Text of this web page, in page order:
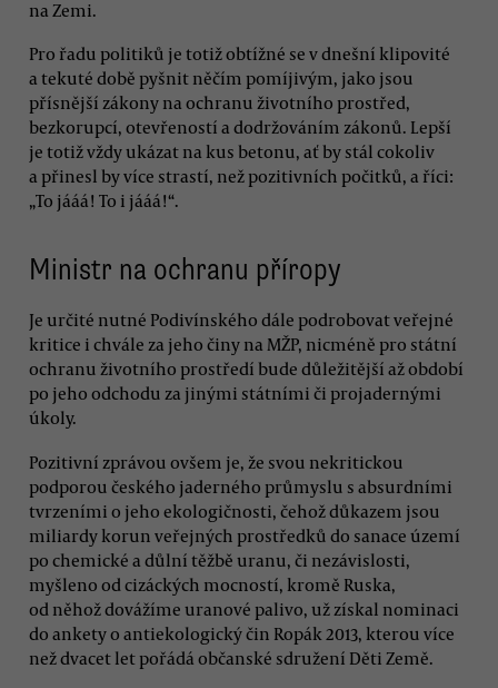
na Zemi.
Pro řadu politiků je totiž obtížné se v dnešní klipovité
a tekuté době pyšnit něčím pomíjivým, jako jsou
přísnější zákony na ochranu životního prostřed,
bezkorupcí, otevřeností a dodržováním zákonů. Lepší
je totiž vždy ukázat na kus betonu, ať by stál cokoliv
a přinesl by více strastí, než pozitivních počitků, a říci:
„To jááá! To i jááá!“.
Ministr na ochranu příropy
Je určité nutné Podivínského dále podrobovat veřejné
kritice i chvále za jeho činy na MŽP, nicméně pro státní
ochranu životního prostředí bude důležitější až období
po jeho odchodu za jinými státními či projadernými
úkoly.
Pozitivní zprávou ovšem je, že svou nekritickou
podporou českého jaderného průmyslu s absurdními
tvrzeními o jeho ekologičnosti, čehož důkazem jsou
miliardy korun veřejných prostředků do sanace území
po chemické a důlní těžbě uranu, či nezávislosti,
myšleno od cizáckých mocností, kromě Ruska,
od něhož dovážíme uranové palivo, už získal nominaci
do ankety o antiekologický čin Ropák 2013, kterou více
než dvacet let pořádá občanské sdružení Děti Země.